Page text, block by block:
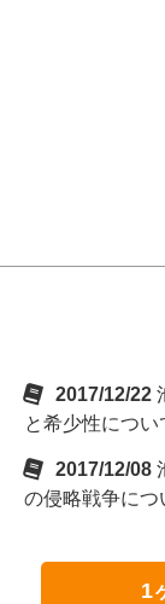
2017/12/22
と希少性につい
2017/12/08
の侵略戦争につ
1